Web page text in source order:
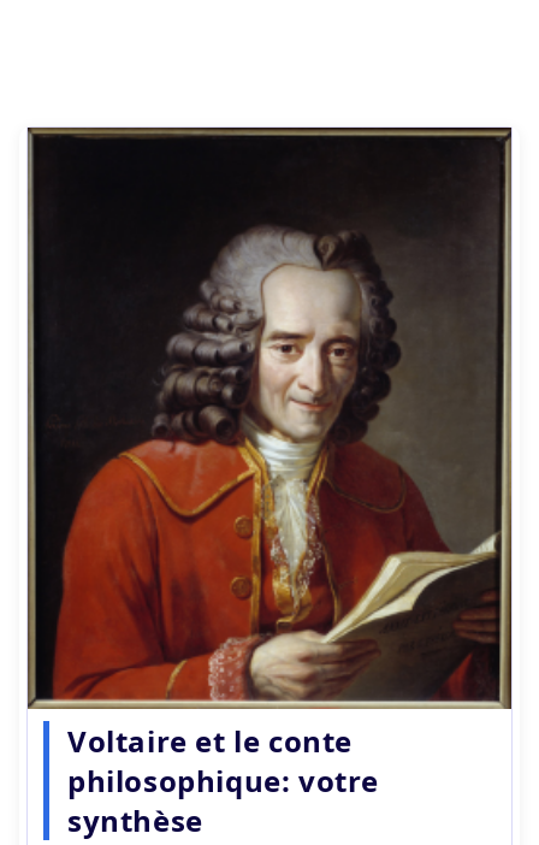
Voltaire et le conte
philosophique: votre
synthèse